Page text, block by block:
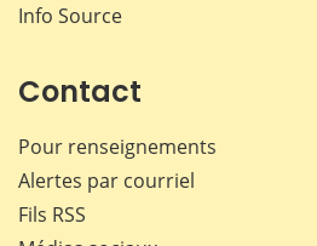
Info Source
Contact
Pour renseignements
Alertes par courriel
Fils RSS